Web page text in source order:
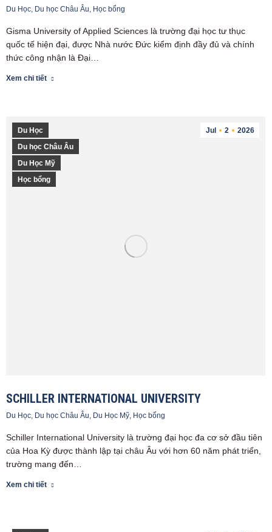
Du Học, Du học Châu Âu, Học bổng
Gisma University of Applied Sciences là trường đại học tư thục
quốc tế hiện đại, được Nhà nước Đức kiểm định đầy đủ và chính
thức công nhận là Đại…
Xem chi tiết
Jul 2 2026
Du Học
Du học Châu Âu
Du Học Mỹ
Học bổng
SCHILLER INTERNATIONAL UNIVERSITY
Du Học, Du học Châu Âu, Du Học Mỹ, Học bổng
Schiller International University là trường đại học đa cơ sở đầu tiên
của Hoa Kỳ được thành lập tại châu Âu với hơn 60 năm phát triển,
trường mang đến…
Xem chi tiết